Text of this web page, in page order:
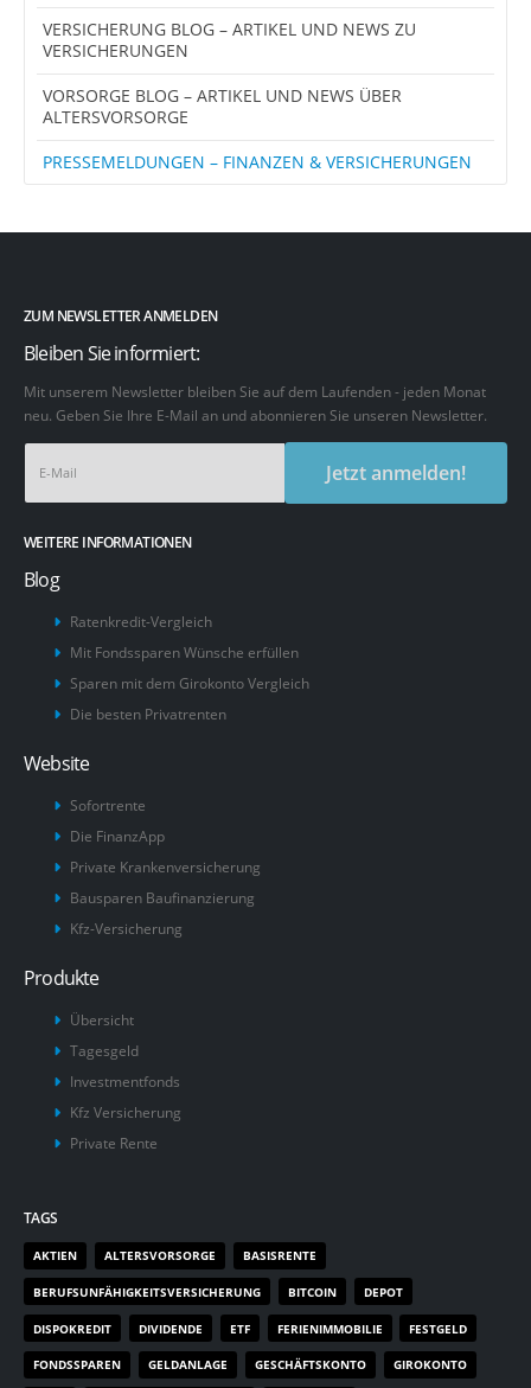
VERSICHERUNG BLOG – ARTIKEL UND NEWS ZU
VERSICHERUNGEN
VORSORGE BLOG – ARTIKEL UND NEWS ÜBER
ALTERSVORSORGE
PRESSEMELDUNGEN – FINANZEN & VERSICHERUNGEN
ZUM NEWSLETTER ANMELDEN
Bleiben Sie informiert:
Mit unserem Newsletter bleiben Sie auf dem Laufenden - jeden Monat
neu. Geben Sie Ihre E-Mail an und abonnieren Sie unseren Newsletter.
Jetzt anmelden!
WEITERE INFORMATIONEN
Blog
Ratenkredit-Vergleich
Mit Fondssparen Wünsche erfüllen
Sparen mit dem Girokonto Vergleich
Die besten Privatrenten
Website
Sofortrente
Die FinanzApp
Private Krankenversicherung
Bausparen Baufinanzierung
Kfz-Versicherung
Produkte
Übersicht
Tagesgeld
Investmentfonds
Kfz Versicherung
Private Rente
TAGS
AKTIEN ALTERSVORSORGE BASISRENTE
BERUFSUNFÄHIGKEITSVERSICHERUNG BITCOIN DEPOT
DISPOKREDIT DIVIDENDE ETF FERIENIMMOBILIE FESTGELD
FONDSSPAREN GELDANLAGE GESCHÄFTSKONTO GIROKONTO